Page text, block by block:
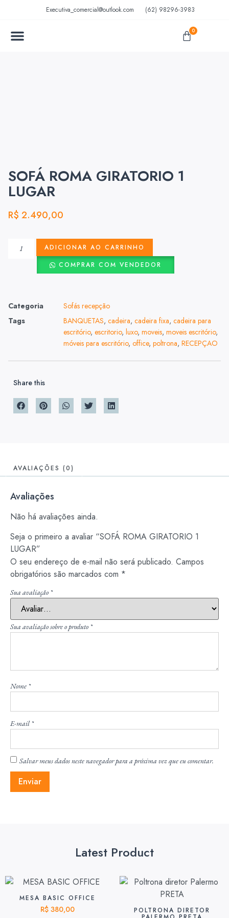
Executiva_comercial@outlook.com (62) 98296-3983
0
SOFÁ ROMA GIRATORIO 1
LUGAR
R$ 2.490,00
ADICIONAR AO CARRINHO
COMPRAR COM VENDEDOR
Categoria
Sofás recepção
Tags
BANQUETAS, cadeira, cadeira fixa, cadeira para
escritório, escritorio, luxo, moveis, moveis escritório,
móveis para escritório, office, poltrona, RECEPÇAO
Share this
AVALIAÇÕES (0)
Avaliações
Não há avaliações ainda.
Seja o primeiro a avaliar “SOFÁ ROMA GIRATORIO 1
LUGAR”
O seu endereço de e-mail não será publicado. Campos
obrigatórios são marcados com *
Sua avaliação *
Sua avaliação sobre o produto *
Nome *
E-mail*
Salvar meus dados neste navegador para a próxima vez que eu comentar.
Latest Product
MESA BASIC OFFICE
R$380,00 POLTRONA DIRETOR